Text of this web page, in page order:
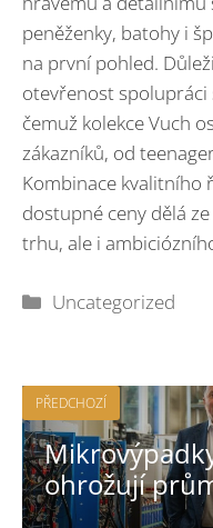
peněženky, batohy i
na první pohled.
otevřenost spolupráci
čemuž kolekce Vuch
zákazníků, od
Kombinace kvalitního
dostupné ceny dělá
trhu, ale i
Rubriky
Uncategorized
PŘEDCHOZÍ
ohrožují